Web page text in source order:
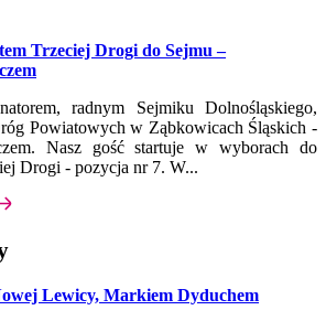
Trzeciej Drogi do Sejmu –
radnym Sejmiku Dolnośląskiego,
Powiatowych w Ząbkowicach Śląskich -
Nasz gość startuje w wyborach do
Drogi - pozycja nr 7. W...
Lewicy, Markiem Dyduchem